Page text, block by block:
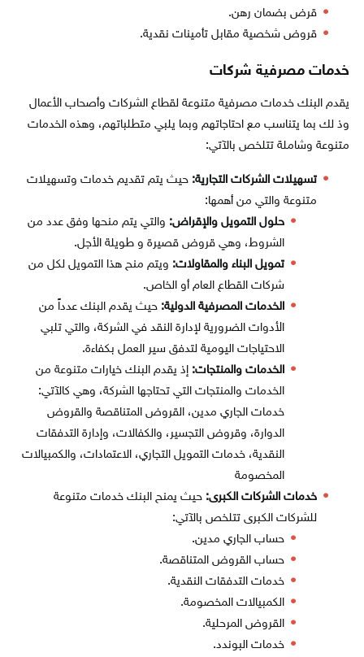
قرض بضمان رهن.
قروض شخصية مقابل تأمينات نقدية.
خدمات مصرفية شركات
يقدم البنك خدمات مصرفية متنوعة لقطاع الشركات وأصحاب الأعمال
وذ لك بما يتناسب مع احتاجاتهم وبما يلبي متطلباتهم، وهذه الخدمات
متنوعة وشاملة تتلخص بالآتي:
تسهيلات الشركات التجارية: حيث يتم تقديم خدمات وتسهيلات
متنوعة والتي من أهمها:
حلول التمويل والإقراض: والتي يتم منحها وفق عدد من
الشروط، وهي قروض قصيرة و طويلة الأجل.
تمويل البناء والمقاولات: ويتم منح هذا التمويل لكل من
شركات القطاع العام أو الخاص.
الخدمات المصرفية الدولية: حيث يقدم البنك عدداً من
الأدوات الضرورية لإدارة النقد في الشركة، والتي تلبي
الاحتياجات اليومية لتدفق سير العمل بكفاءة.
الخدمات والمنتجات: إذ يقدم البنك خيارات متنوعة من
الخدمات والمنتجات التي تحتاجها الشركة، وهي كالآتي:
خدمات الجاري مدين، القروض المتناقصة والقروض
الدوارة، وقروض التجسير، والكفالات، وإدارة التدفقات
النقدية، خدمات التمويل التجاري، الاعتمادات، والكمبيالات
المخصومة
خدمات الشركات الكبرى: حيث يمنح البنك خدمات متنوعة
للشركات الكبرى تتلخص بالآتي:
حساب الجاري مدين.
حساب القروض المتناقصة.
خدمات التدفقات النقدية.
الكمبيالات المخصومة.
القروض المرحلية.
خدمات البوندد.